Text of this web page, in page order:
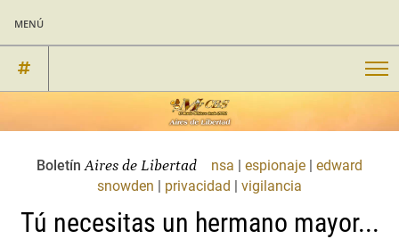
menú
BoletínAires de Libertad nsa espionaje
edward
snowden
privacidad vigilancia
Tú necesitas un hermano mayor...